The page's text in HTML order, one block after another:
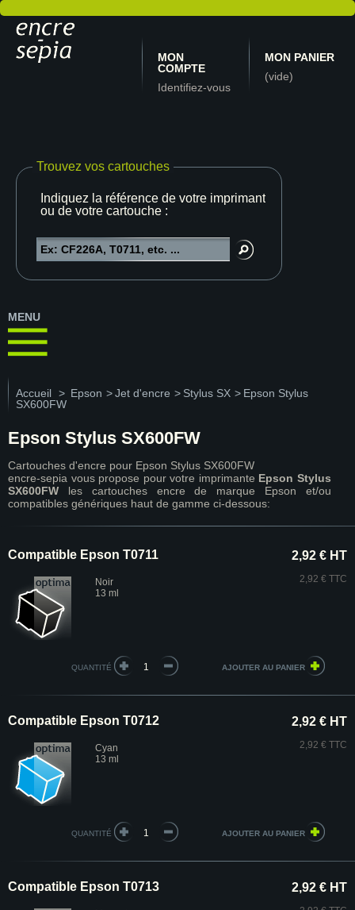
MON
COMPTE
Identifiez-vous
MON PANIER
(vide)
Trouvez vos cartouches
Indiquez la référence de votre imprimante
ou de votre cartouche :
MENU
Accueil > Epson >Jet d'encre > Stylus SX > Epson Stylus
SX600FW
Epson Stylus SX600FW
Cartouches d'encre pour Epson Stylus SX600FW
encre-sepia vous propose pour votre imprimante Epson Stylus
SX600FW les cartouches encre de marque Epson et/ou
compatibles génériques haut de gamme ci-dessous:
Compatible Epson T0711
Noir
13 ml
2,92 € HT
2,92 € TTC
QUANTITÉ
Compatible Epson T0712
Cyan
13 ml
2,92 € HT
2,92 € TTC
QUANTITÉ
Compatible Epson T0713 2,92 € HT